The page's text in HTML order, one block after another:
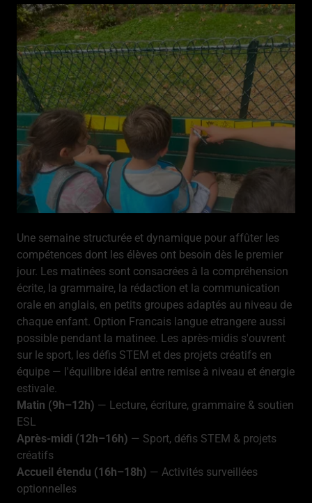
Une semaine structurée et dynamique pour affûter les
compétences dont les élèves ont besoin dès le premier
jour. Les matinées sont consacrées à la compréhension
écrite, la grammaire, la rédaction et la communication
orale en anglais, en petits groupes adaptés au niveau de
chaque enfant. Option Francais langue etrangere aussi
possible pendant la matinee. Les après-midis s'ouvrent
sur le sport, les défis STEM et des projets créatifs en
équipe — l'équilibre idéal entre remise à niveau et énergie
estivale.
Matin (9h–12h) — Lecture, écriture, grammaire & soutien
ESL
Après-midi (12h–16h) — Sport, défis STEM & projets
créatifs
Accueil étendu (16h–18h) — Activités surveillées
optionnelles